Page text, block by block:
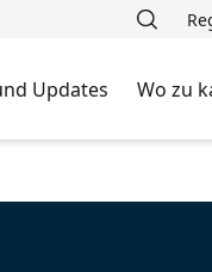
Updates Wo zu